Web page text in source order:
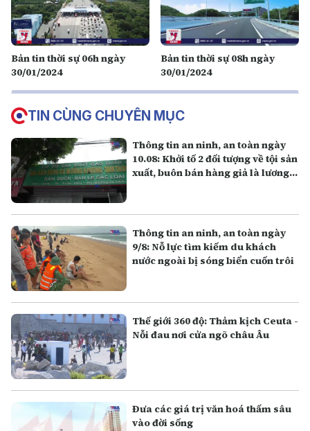
Bản tin thời sự 06h ngày
30/01/2024
Bản tin thời sự 08h ngày
30/01/2024
TIN CÙNG CHUYÊN MỤC
Thông tin an ninh, an toàn ngày
10.08: Khởi tố 2 đối tượng về tội sản
xuất, buôn bán hàng giả là lương
Thông tin an ninh, an toàn ngày
9/8: Nỗ lực tìm kiếm du khách
nước ngoài bị sóng biển cuốn trôi
Thế giới 360 độ: Thảm kịch Ceuta -
Nỗi đau nơi cửa ngõ châu Âu
Đưa các giá trị văn hoá thấm sâu
vào đời sống